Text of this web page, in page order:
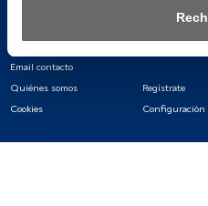
saber más, consulta nuestra
datos para proporcionar:
activamente las
identificación. Almacenar la
Email contacto
Quiénes somos
Regístrate
Cookies
Configuración